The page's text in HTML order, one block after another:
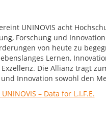
UNINOVIS acht
Forschung und
von heute zu
Lernen,
Die Allianz trägt
Innovation sowohl den
– Data for L.I.F.E.